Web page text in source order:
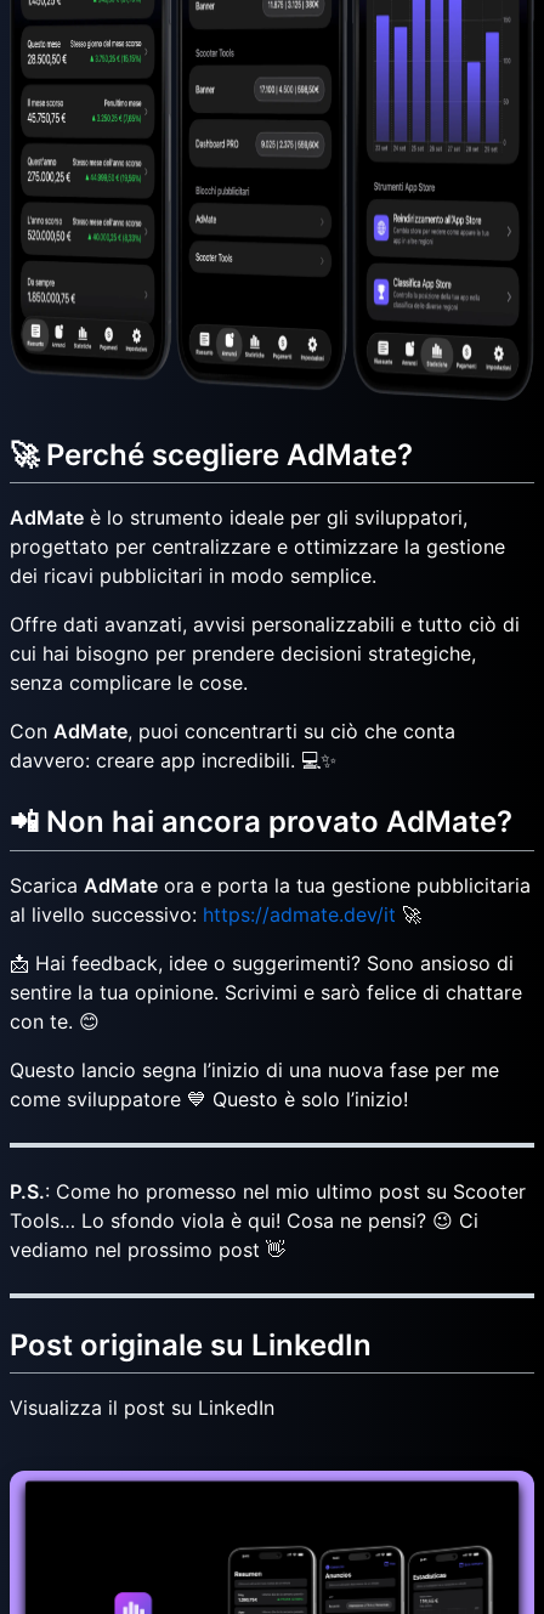
🚀 Perché scegliere AdMate?
AdMate è lo strumento ideale per gli sviluppatori,
progettato per centralizzare e ottimizzare la gestione
dei ricavi pubblicitari in modo semplice.
Offre dati avanzati, avvisi personalizzabili e tutto ciò di
cui hai bisogno per prendere decisioni strategiche,
senza complicare le cose.
Con AdMate, puoi concentrarti su ciò che conta
davvero: creare app incredibili. 💻✨
📲 Non hai ancora provato AdMate?
Scarica AdMate ora e porta la tua gestione pubblicitaria
al livello successivo: https://admate.dev/it 🚀
📩 Hai feedback, idee o suggerimenti? Sono ansioso di
sentire la tua opinione. Scrivimi e sarò felice di chattare
con te. 😊
Questo lancio segna l’inizio di una nuova fase per me
come sviluppatore 💙 Questo è solo l’inizio!
P.S.: Come ho promesso nel mio ultimo post su Scooter
Tools… Lo sfondo viola è qui! Cosa ne pensi? 😉 Ci
vediamo nel prossimo post 👋
Post originale su LinkedIn
Visualizza il post su LinkedIn